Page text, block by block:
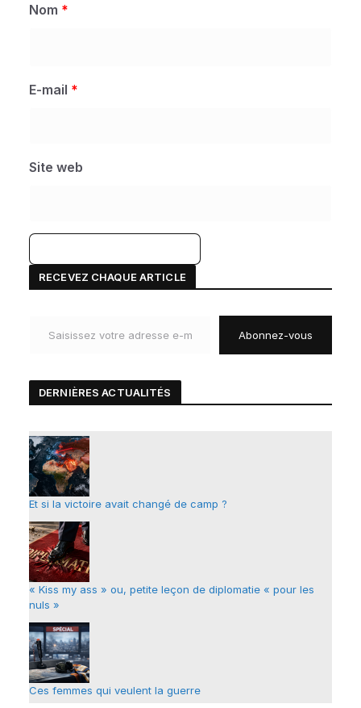
Nom *
E-mail *
Site web
t
i
v
e
:
RECEVEZ CHAQUE ARTICLE
Abonnez-vous
DERNIÈRES ACTUALITÉS
Et si la victoire avait changé de camp ?
« Kiss my ass » ou, petite leçon de diplomatie « pour les
nuls »
Ces femmes qui veulent la guerre